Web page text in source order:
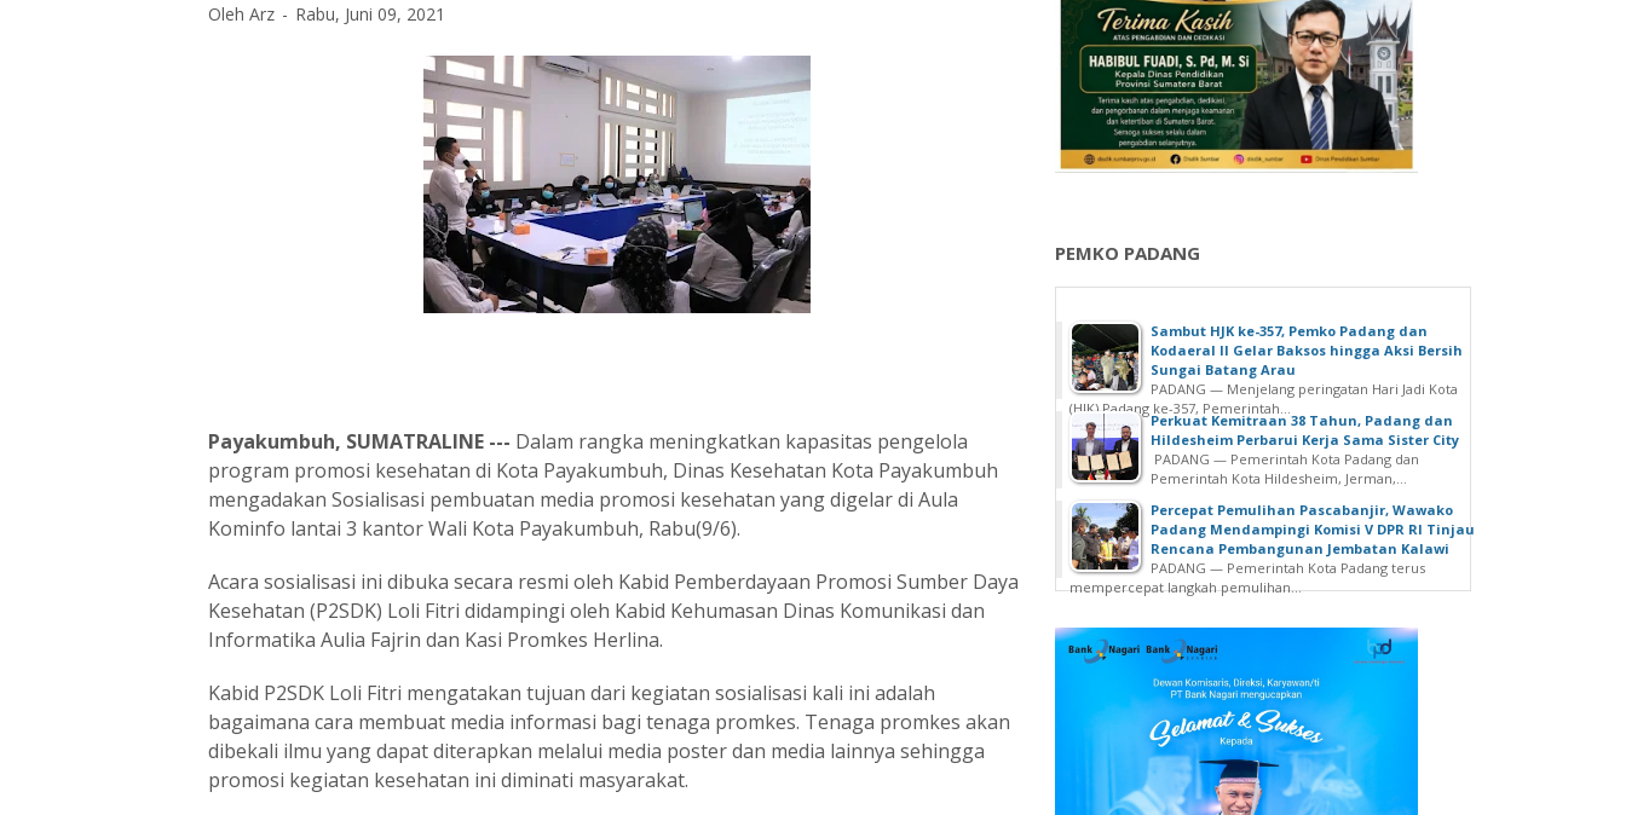
Oleh Arz Rabu, Juni 09, 2021
Payakumbuh, SUMATRALINE --- Dalam rangka meningkatkan kapasitas pengelola
program promosi kesehatan di Kota Payakumbuh, Dinas Kesehatan Kota Payakumbuh
mengadakan Sosialisasi pembuatan media promosi kesehatan yang digelar di Aula
Kominfo lantai 3 kantor Wali Kota Payakumbuh, Rabu(9/6).
Acara sosialisasi ini dibuka secara resmi oleh Kabid Pemberdayaan Promosi Sumber Daya
Kesehatan (P2SDK) Loli Fitri didampingi oleh Kabid Kehumasan Dinas Komunikasi dan
Informatika Aulia Fajrin dan Kasi Promkes Herlina.
Kabid P2SDK Loli Fitri mengatakan tujuan dari kegiatan sosialisasi kali ini adalah
bagaimana cara membuat media informasi bagi tenaga promkes. Tenaga promkes akan
dibekali ilmu yang dapat diterapkan melalui media poster dan media lainnya sehingga
promosi kegiatan kesehatan ini diminati masyarakat.
PEMKO PADANG
Sambut HJK ke-357, Pemko Padang dan
Kodaeral II Gelar Baksos hingga Aksi Bersih
Sungai Batang Arau
PADANG — Menjelang peringatan Hari Jadi Kota
(HJK) Padang ke-357, Pemerintah...
Perkuat Kemitraan 38 Tahun, Padang dan
Hildesheim Perbarui Kerja Sama Sister City
PADANG — Pemerintah Kota Padang dan
Pemerintah Kota Hildesheim, Jerman,...
Percepat Pemulihan Pascabanjir, Wawako
Padang Mendampingi Komisi V DPR RI Tinjau
Rencana Pembangunan Jembatan Kalawi
PADANG — Pemerintah Kota Padang terus
mempercepat langkah pemulihan...